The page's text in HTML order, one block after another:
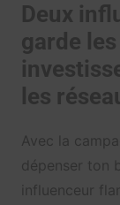
Deux
garde
les
Avec la
dépenser ton
influenceur